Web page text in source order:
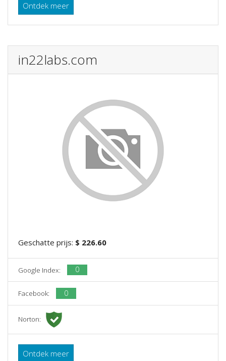
Ontdek meer
in22labs.com
Geschatte prijs: $ 226.60
Google Index: 0
Facebook: 0
Norton:
Ontdek meer